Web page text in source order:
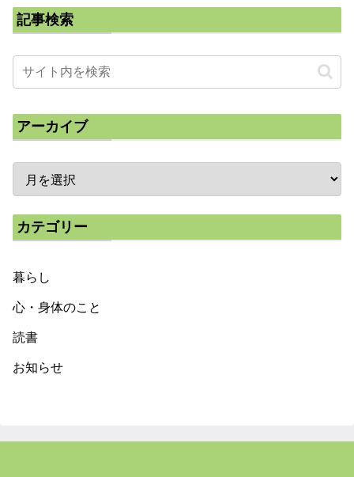
記事検索
アーカイブ
カテゴリー
暮らし
心・身体のこと
読書
お知らせ